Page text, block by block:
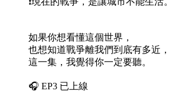
如果你想看懂這個世界，
也想知道戰爭離我們到底有多近，
這一集，我覺得你一定要聽。
🎧 EP3 已上線